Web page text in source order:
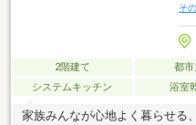
そ
2階建て 都市
システムキッチン
浴室
家族みんなが心地よく暮らせる